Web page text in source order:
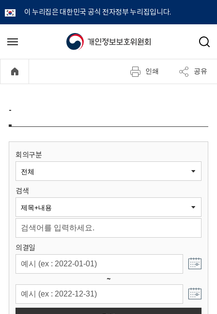
이 누리집은 대한민국 공식 전자정부 누리집입니다.
개
정
보
원
회
메
기
검
인쇄 공유
-
회의구분
검색
의결일
~